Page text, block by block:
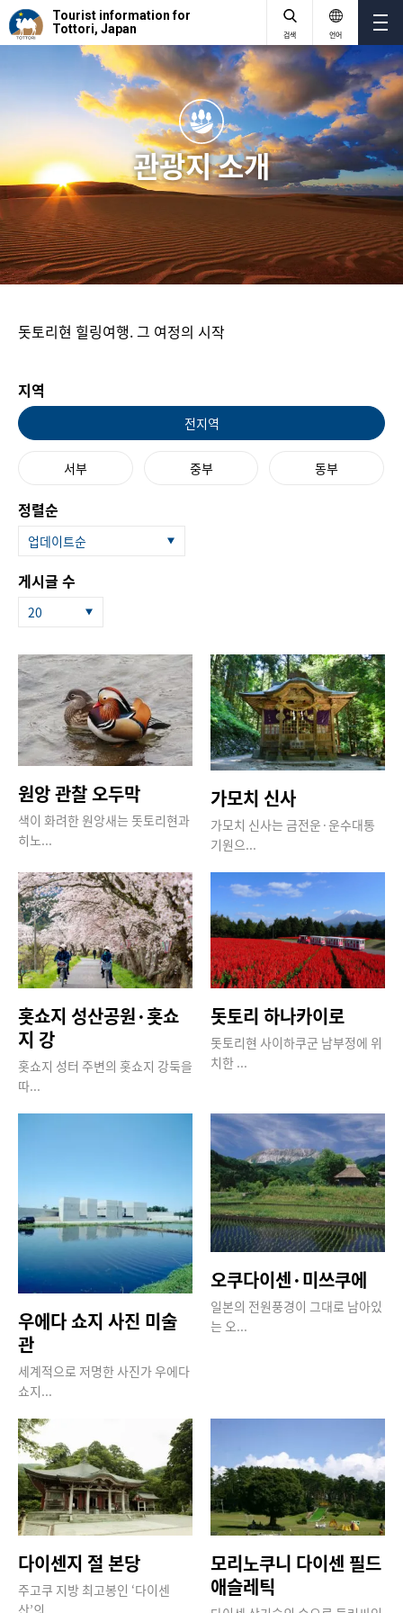
Tourist information for
Tottori, Japan
검색 언어
관광지 소개
돗토리현 힐링여행. 그 여정의 시작
지역
전지역
서부 중부 동부
정렬순
업데이트순
게시글 수
20
원앙 관찰 오두막
색이 화려한 원앙새는 돗토리현과
히노...
가모치 신사
가모치 신사는 금전운·운수대통
기원으...
홋쇼지 성산공원·홋쇼
지 강
홋쇼지 성터 주변의 홋쇼지 강둑을
따...
돗토리 하나카이로
돗토리현 사이하쿠군 남부정에 위
치한 ...
우에다 쇼지 사진 미술
관
세계적으로 저명한 사진가 우에다
쇼지...
오쿠다이센·미쓰쿠에
일본의 전원풍경이 그대로 남아있
는 오...
다이센지 절 본당
주고쿠 지방 최고봉인 ‘다이센
산’의...
모리노쿠니 다이센 필드
애슬레틱